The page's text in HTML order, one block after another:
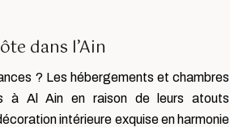
dans l’Ain
? Les hébergements et chambres
à Al Ain en raison de leurs atouts
intérieure exquise en harmonie